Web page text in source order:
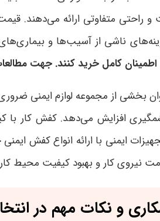
راحتی متفاوتی ارائه می‌دهند.
ناشی از آسیب‌ها و
اطمینان کامل خرید کنند. جهت
از مجموعه لوازم ایمنی ضروری،
افزایش می‌دهد. کفش کار با
ایمنی با ارائه انواع کفش
نیروی کار و بهبود کیفیت محیط
و نکات مهم در